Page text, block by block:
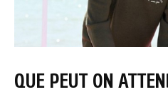
QUE PEUT ON